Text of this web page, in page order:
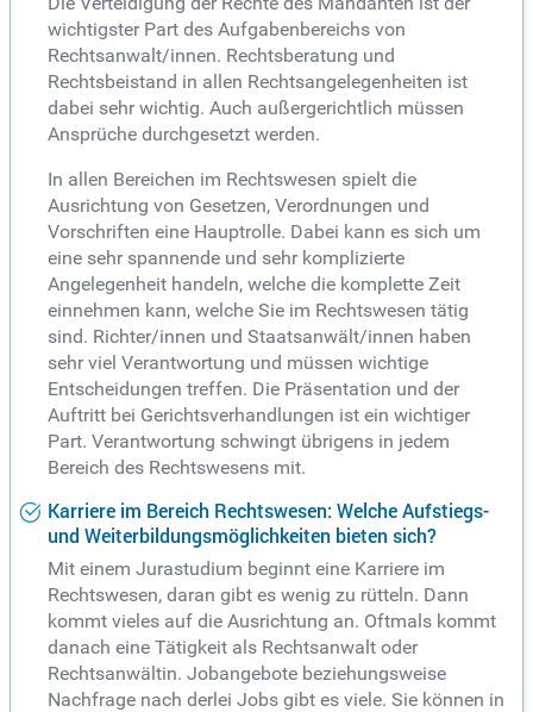
wichtigster Part des Aufgabenbereichs von
Rechtsanwalt/innen. Rechtsberatung und
Rechtsbeistand in allen Rechtsangelegenheiten ist
dabei sehr wichtig. Auch außergerichtlich müssen
Ansprüche durchgesetzt werden.
In allen Bereichen im Rechtswesen spielt die
Ausrichtung von Gesetzen, Verordnungen und
Vorschriften eine Hauptrolle. Dabei kann es sich um
eine sehr spannende und sehr komplizierte
Angelegenheit handeln, welche die komplette Zeit
einnehmen kann, welche Sie im Rechtswesen tätig
sind. Richter/innen und Staatsanwält/innen haben
sehr viel Verantwortung und müssen wichtige
Entscheidungen treffen. Die Präsentation und der
Auftritt bei Gerichtsverhandlungen ist ein wichtiger
Part. Verantwortung schwingt übrigens in jedem
Bereich des Rechtswesens mit.
Karriere im Bereich Rechtswesen: Welche Aufstiegs-
und Weiterbildungsmöglichkeiten bieten sich?
Mit einem Jurastudium beginnt eine Karriere im
Rechtswesen, daran gibt es wenig zu rütteln. Dann
kommt vieles auf die Ausrichtung an. Oftmals kommt
danach eine Tätigkeit als Rechtsanwalt oder
Rechtsanwältin. Jobangebote beziehungsweise
Nachfrage nach derlei Jobs gibt es viele. Sie können in